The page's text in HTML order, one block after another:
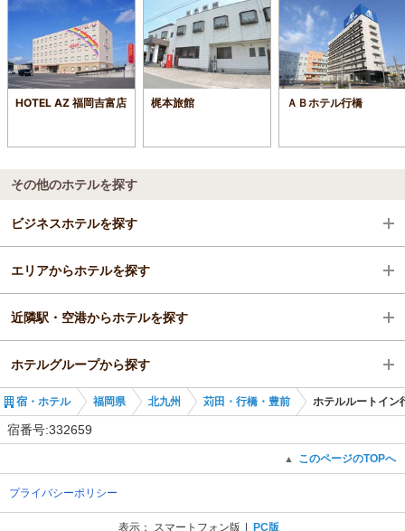
HOTEL AZ 福岡吉富店 梶本旅館 ＡＢホテル行橋
その他のホテルを探す
ビジネスホテルを探す
福岡県
北九州
苅田・行橋・豊前
行橋駅
エリアからホテルを探す
福岡県
北九州
苅田・行橋・豊前
近隣駅・空港からホテルを探す
行橋駅
南行橋駅
ホテルグループから探す
全国のルートインホテルズ
宿・ホテル 福岡県 北九州 苅田・行橋・豊前 ホテルルートイン
宿番号:332659
▲ このページのTOPへ
プライバシーポリシー
表示： スマートフォン版 PC版